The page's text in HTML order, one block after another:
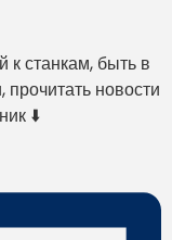
к станкам, быть в
прочитать новости
⬇️